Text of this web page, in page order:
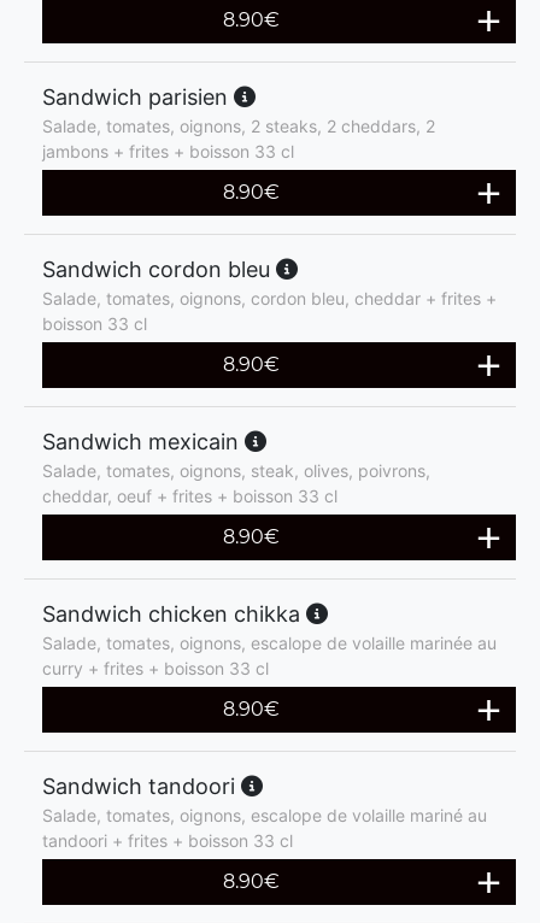
8.90€
Sandwich parisien
Salade, tomates, oignons, 2 steaks, 2 cheddars, 2
jambons + frites + boisson 33 cl
8.90€
Sandwich cordon bleu
Salade, tomates, oignons, cordon bleu, cheddar + frites +
boisson 33 cl
8.90€
Sandwich mexicain
Salade, tomates, oignons, steak, olives, poivrons,
cheddar, oeuf + frites + boisson 33 cl
8.90€
Sandwich chicken chikka
Salade, tomates, oignons, escalope de volaille marinée au
curry + frites + boisson 33 cl
8.90€
Sandwich tandoori
Salade, tomates, oignons, escalope de volaille mariné au
tandoori + frites + boisson 33 cl
8.90€